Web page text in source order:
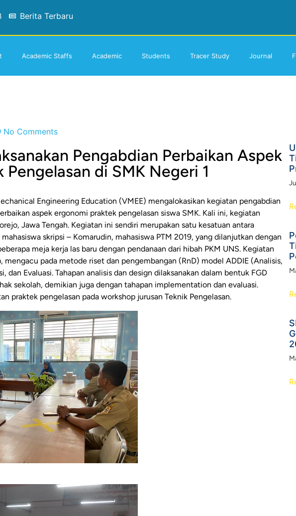
Berita Terbaru
Academic Staffs Academic Students Tracer Study Journal
No Comments
Pengabdian Perbaikan Aspek
di SMK Negeri 1
Engineering Education (VMEE) mengalokasikan kegiatan pengabdian
aspek ergonomi praktek pengelasan siswa SMK. Kali ini, kegiatan
Jawa Tengah. Kegiatan ini sendiri merupakan satu kesatuan antara
skripsi – Komarudin, mahasiswa PTM 2019, yang dilanjutkan dengan
meja kerja las baru dengan pendanaan dari hibah PKM UNS. Kegiatan
mengacu pada metode riset dan pengembangan (RnD) model ADDIE (Analisis,
dan Evaluasi. Tahapan analisis dan design dilaksanakan dalam bentuk FGD
sekolah, demikian juga dengan tahapan implementation dan evaluasi.
praktek pengelasan pada workshop jurusan Teknik Pengelasan.